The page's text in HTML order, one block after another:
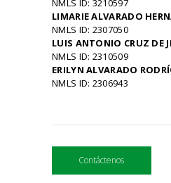
NMLS ID: 3210597
LIMARIE ALVARADO
NMLS ID: 2307050
LUIS ANTONIO CRUZ DE
NMLS ID: 2310509
ERILYN ALVARADO
NMLS ID: 2306943
Contáctenos